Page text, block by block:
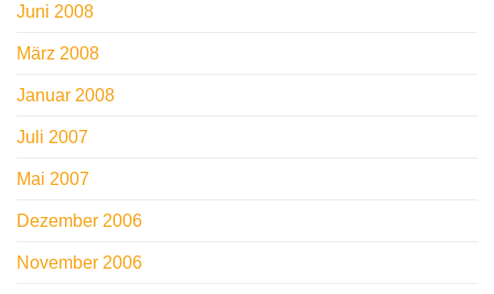
Juni 2008
März 2008
Januar 2008
Juli 2007
Mai 2007
Dezember 2006
November 2006